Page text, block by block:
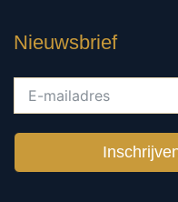
Nieuwsbrief